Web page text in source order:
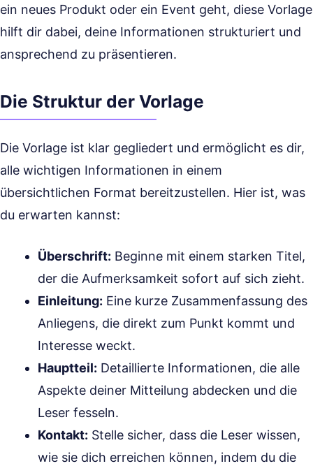
ein neues Produkt oder ein Event geht, diese Vorlage
hilft dir dabei, deine Informationen strukturiert und
ansprechend zu präsentieren.
Die Struktur der Vorlage
Die Vorlage ist klar gegliedert und ermöglicht es dir,
alle wichtigen Informationen in einem
übersichtlichen Format bereitzustellen. Hier ist, was
du erwarten kannst:
Überschrift: Beginne mit einem starken Titel,
der die Aufmerksamkeit sofort auf sich zieht.
Einleitung: Eine kurze Zusammenfassung des
Anliegens, die direkt zum Punkt kommt und
Interesse weckt.
Hauptteil: Detaillierte Informationen, die alle
Aspekte deiner Mitteilung abdecken und die
Leser fesseln.
Kontakt: Stelle sicher, dass die Leser wissen,
wie sie dich erreichen können, indem du die